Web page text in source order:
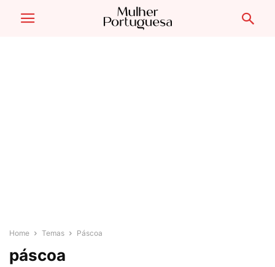
Home Temas Páscoa
páscoa